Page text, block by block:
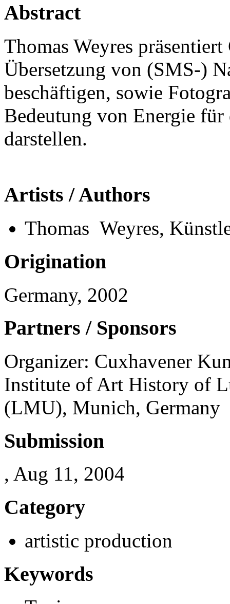
Abstract
Thomas Weyres
Übersetzung von (SMS-)
beschäftigen, sowie
Bedeutung von Energie
darstellen.
Artists / Authors
Thomas Weyres,
Origination
Germany, 2002
Partners / Sponsors
Organizer: Cuxhavener
Institute of Art History of
(LMU), Munich, Germany
Submission
, Aug 11, 2004
Category
artistic production
Keywords